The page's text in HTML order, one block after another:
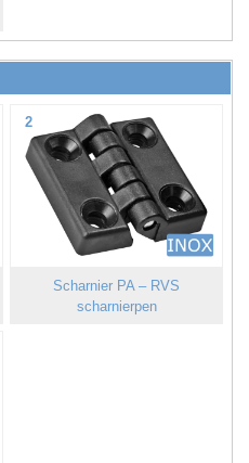
2
Scharnier PA – RVS
scharnierpen